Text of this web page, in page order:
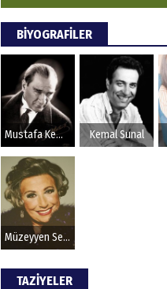
EMPERYALİZMİN TOPLU
HİPNOZU
EVREN MUMCU
BİYOGRAFİLER
Mustafa Kemal Atatürk Kemal Sunal
Müzeyyen Senar
TAZİYELER